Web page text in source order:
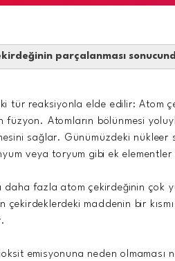
parçalanması
tür reaksiyonla elde edilir: Atom
füzyon. Atomların bölünmesi
sağlar. Günümüzdeki nükleer
veya toryum gibi ek elementler
daha fazla atom çekirdeğinin çok
çekirdeklerdeki maddenin bir
emisyonuna neden